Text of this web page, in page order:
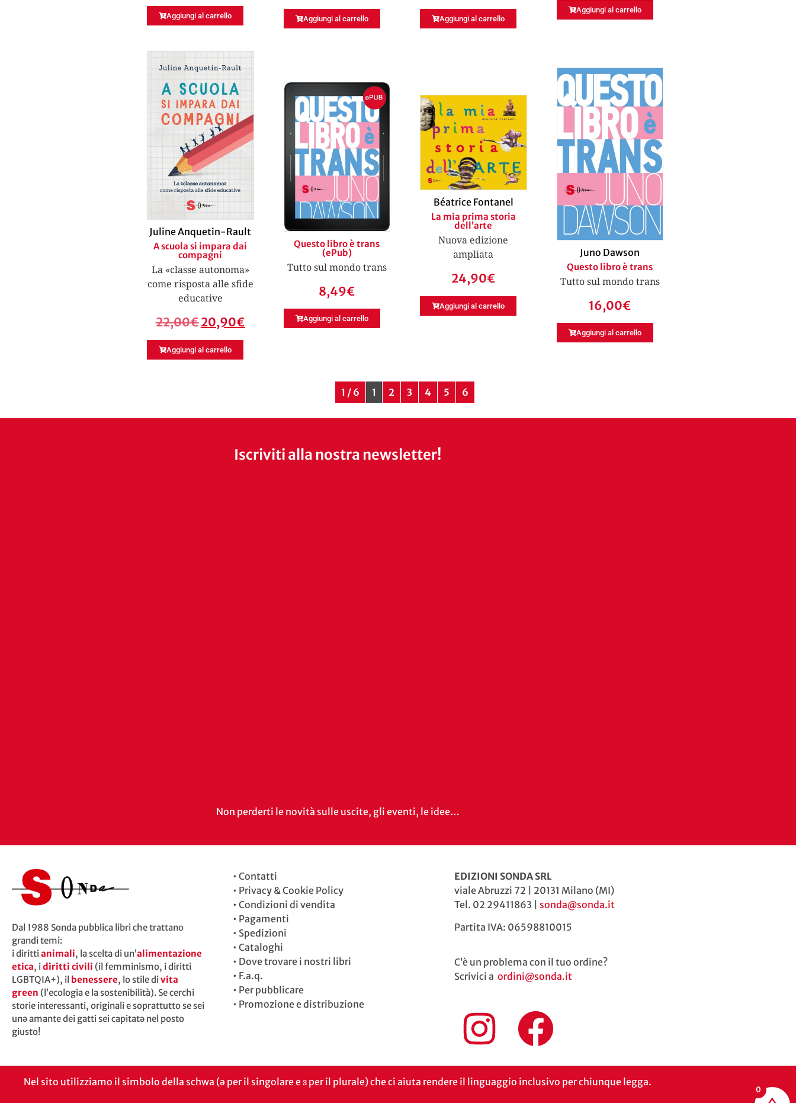
Aggiungi al carrello Aggiungi al carrello Aggiungi al carrello
Aggiungi al carrello
Juline Anquetin-Rault
A scuola si impara dai
compagni
La «classe autonoma»
come risposta alle sfide
educative
22,00€20,90€
Aggiungi al carrello
Questo libro è trans
(ePub)
Tutto sul mondo trans
8,49€
Aggiungi al carrello
Béatrice Fontanel
La mia prima storia
dell’arte
Nuova edizione
ampliata
24,90€
Aggiungi al carrello
Juno Dawson
Questo libro è trans
Tutto sul mondo trans
16,00€
Aggiungi al carrello
1 / 6 1 2 3 4 5 6
Iscriviti alla nostra newsletter!
Non perderti le novità sulle uscite, gli eventi, le idee…
Dal 1988 Sonda pubblica libri che trattano
grandi temi:
i dirittianimali, la scelta di un’alimentazione
etica, idiritti civili (il femminismo, i diritti
LGBTQIA+), il benessere, lo stile divita
green (l’ecologia e la sostenibilità). Se cerchi
storie interessanti, originali e soprattutto se sei
unə amante dei gatti sei capitatə nel posto
giusto!
•Contatti
• Privacy & Cookie Policy
•Condizioni di vendita
• Pagamenti
• Spedizioni
•Cataloghi
• Dove trovare i nostri libri
• F.a.q.
• Per pubblicare
• Promozione e distribuzione
EDIZIONI SONDA SRL
viale Abruzzi 72 | 20131 Milano (MI)
Tel. 02 29411863 | sonda@sonda.it
Partita IVA: 06598810015
C’è un problema con il tuo ordine?
Scrivici a ordini@sonda.it
Nel sito utilizziamo il simbolo della schwa (ə per il singolare e ɜ per il plurale) che ci aiuta rendere il linguaggio inclusivo per chiunque legga.
0